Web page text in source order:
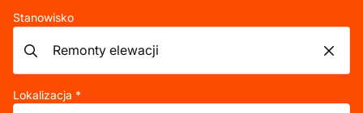
Stanowisko
Lokalizacja *